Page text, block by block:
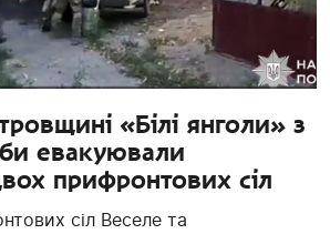
«Білі янголи» з
евакуювали
прифронтових сіл
сіл Веселе та